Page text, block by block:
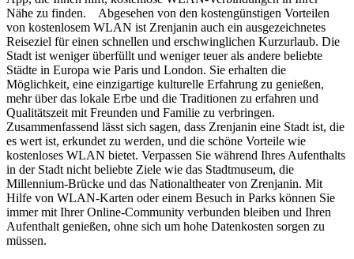
Nähe zu finden. Abgesehen von den kostengünstigen Vorteilen
von kostenlosem WLAN ist Zrenjanin auch ein ausgezeichnetes
Reiseziel für einen schnellen und erschwinglichen Kurzurlaub. Die
Stadt ist weniger überfüllt und weniger teuer als andere beliebte
Städte in Europa wie Paris und London. Sie erhalten die
Möglichkeit, eine einzigartige kulturelle Erfahrung zu genießen,
mehr über das lokale Erbe und die Traditionen zu erfahren und
Qualitätszeit mit Freunden und Familie zu verbringen.
Zusammenfassend lässt sich sagen, dass Zrenjanin eine Stadt ist, die
es wert ist, erkundet zu werden, und die schöne Vorteile wie
kostenloses WLAN bietet. Verpassen Sie während Ihres Aufenthalts
in der Stadt nicht beliebte Ziele wie das Stadtmuseum, die
Millennium-Brücke und das Nationaltheater von Zrenjanin. Mit
Hilfe von WLAN-Karten oder einem Besuch in Parks können Sie
immer mit Ihrer Online-Community verbunden bleiben und Ihren
Aufenthalt genießen, ohne sich um hohe Datenkosten sorgen zu
müssen.